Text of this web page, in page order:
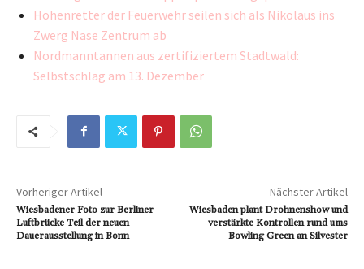
Höhenretter der Feuerwehr seilen sich als Nikolaus ins
Zwerg Nase Zentrum ab
Nordmanntannen aus zertifiziertem Stadtwald:
Selbstschlag am 13. Dezember
Vorheriger Artikel
Wiesbadener Foto zur Berliner
Luftbrücke Teil der neuen
Dauerausstellung in Bonn
Nächster Artikel
Wiesbaden plant Drohnenshow und
verstärkte Kontrollen rund ums
Bowling Green an Silvester